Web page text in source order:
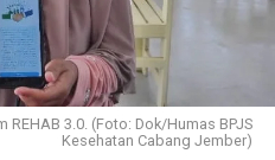
3.0. (Foto: Dok/Humas BPJS
Kesehatan Cabang Jember)